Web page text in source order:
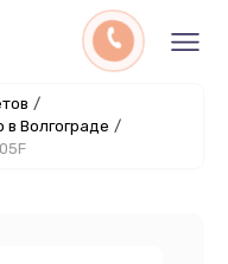
/
Волгограде /